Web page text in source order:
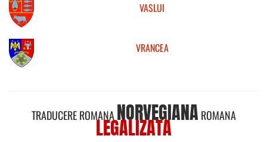
VASLUI
VRANCEA
TRADUCERE ROMANANORVEGIANA ROMANA
LEGALIZATA